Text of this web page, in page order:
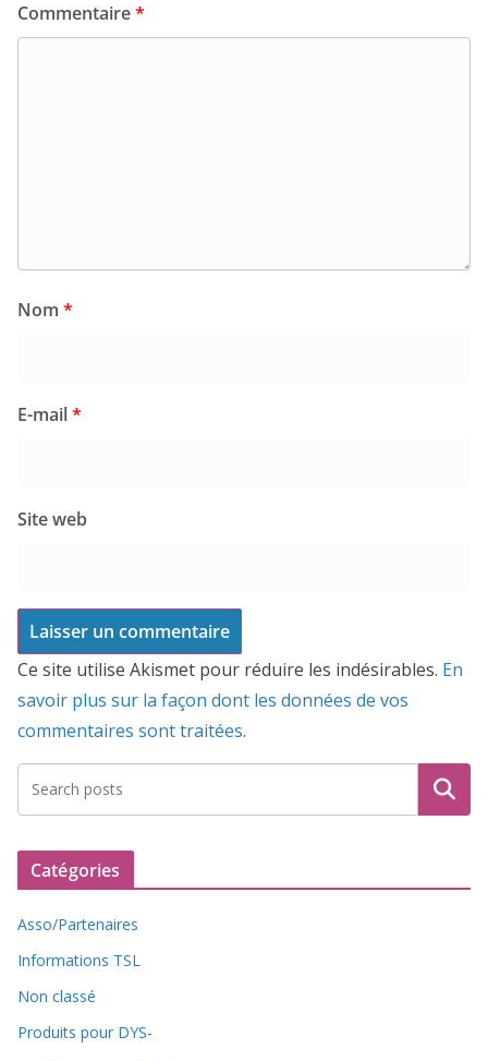
Commentaire*
Nom *
E-mail*
Site web
Ce site utilise Akismet pour réduire les indésirables. En
savoir plus sur la façon dont les données de vos
commentaires sont traitées.
Catégories
Asso/Partenaires
Informations TSL
Non classé
Produits pour DYS-